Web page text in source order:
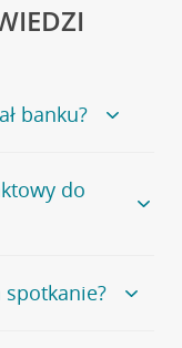
banku?
na
się
do
numeru
spotkanie?